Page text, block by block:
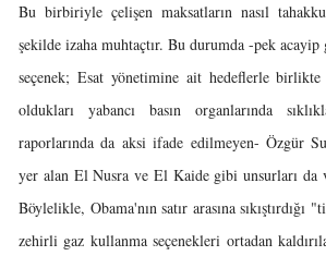
Bu birbiriyle çelişen maksatların nasıl
şekilde izaha muhtaçtır. Bu durumda -pek acayip
seçenek; Esat yönetimine ait hedeflerle
oldukları yabancı basın organlarında
raporlarında da aksi ifade edilmeyen- Özgür
yer alan El Nusra ve El Kaide gibi unsurları da
Böylelikle, Obama'nın satır arasına sıkıştırdığı
zehirli gaz kullanma seçenekleri ortadan